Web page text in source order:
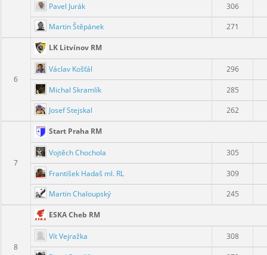
Pavel Jurák
306
Martin Štěpánek
271
6
LK Litvínov RM
Václav Košťál 296
Michal Skramlík
285
Josef Stejskal
262
7
Start Praha RM
Vojtěch Chochola 305
František Hadaš ml. RL
309
Martin Chaloupský
245
8
ESKA Cheb RM
Vít Vejražka 308